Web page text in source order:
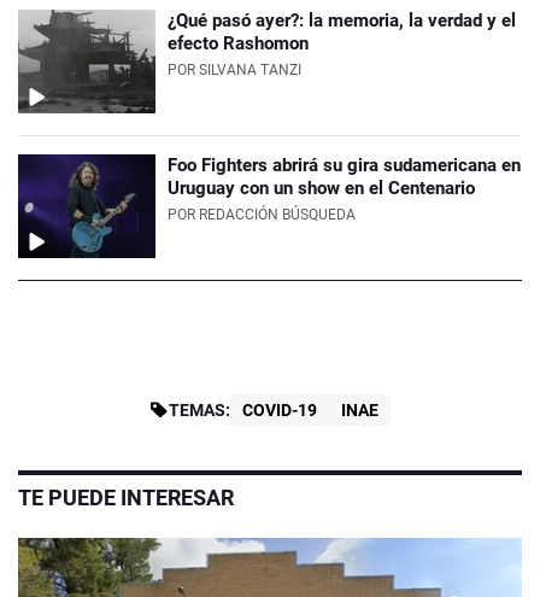
¿Qué pasó ayer?: la memoria, la verdad y el
efecto Rashomon
POR SILVANA TANZI
Foo Fighters abrirá su gira sudamericana en
Uruguay con un show en el Centenario
POR REDACCIÓN BÚSQUEDA
TEMAS: COVID-19 INAE
TE PUEDE INTERESAR